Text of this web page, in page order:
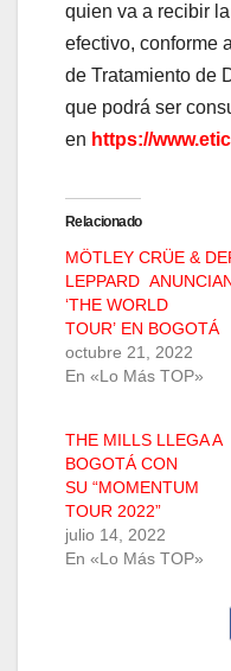
quien va a recibir
efectivo, conforme
de Tratamiento de
que podrá ser
en https://
Relacionado
MÖTLEY CRÜE &
LEPPARD
‘THE WORLD
TOUR’ EN BOGOTÁ
octubre 21, 2022
En «Lo Más TOP»
THE MILLS LLEGA A
BOGOTÁ CON
SU “MOMENTUM
TOUR 2022”
julio 14, 2022
En «Lo Más TOP»